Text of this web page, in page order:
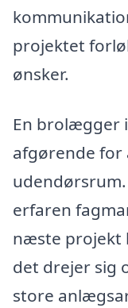
projektet
ønsker.
En brolægger
afgørende for
erfaren
næste projekt
det drejer sig
store